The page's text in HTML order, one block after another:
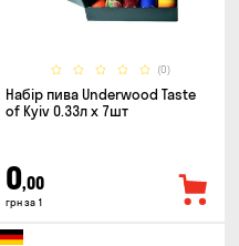
(0)
Набір пива Underwood Taste
of Kyiv 0.33л x 7шт
0,00
грн за 1